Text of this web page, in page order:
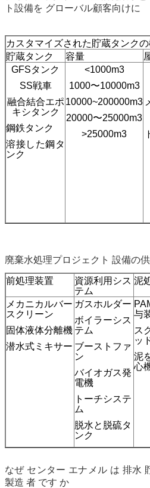
ト設備を グローバル顧客向けに
カスタマイズされた貯蔵タンク
貯蔵タンク
容量
GFSタンク
SS戦車
融合結合エポ
キシタンク
鋼鉄タンク
溶接した鋼タ
ンク
<1000m3
1000〜10000m3
10000~200000m3
20000〜25000m3
>25000m3
廃棄水処理プロジェクト 設備の
前処理装置
資源利用シス
テム
泥
メカニカルバー
スクリーン
固体液体分離機
潜水式ミキサー
ガスホルダー
ボイラーシス
テム
ブーストファ
ン
バイオガス発
電機
トーチシステ
ム
脱水と脱硫タ
ンク
与
ス
ッ
泥
心
なぜ センター エナメル は 排水
製造 者 です か